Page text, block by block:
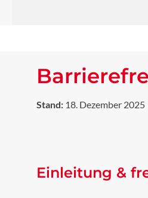
Stand: 18. Dezember 2025
Einleitung &